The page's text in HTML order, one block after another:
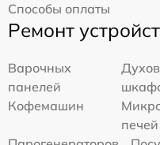
Способы оплаты
Ремонт
Варочных
панелей
Кофемашин
печей